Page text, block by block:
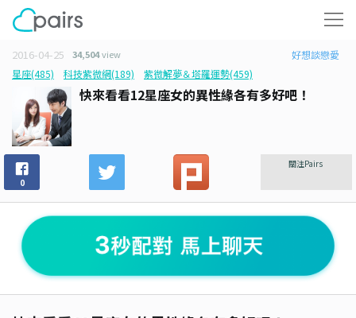
2016-04-25 34,504view
好想談戀愛
星座(485)
科技紫微網(189) 紫微解夢＆塔羅運勢(459)
快來看看12星座女的異性緣各有多好吧！
0
關注Pairs